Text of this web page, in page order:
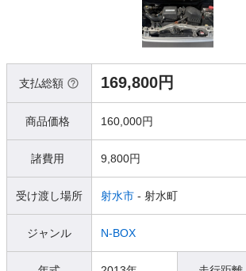
支払総額 169,800円
商品価格 160,000円
諸費用 9,800円
受け渡し場所 射水市 - 射水町
ジャンル N-BOX